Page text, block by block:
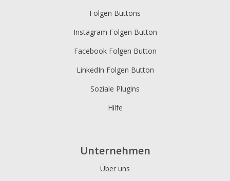
Folgen Buttons
Instagram Folgen Button
Facebook Folgen Button
LinkedIn Folgen Button
Soziale Plugins
Hilfe
Unternehmen
Über uns